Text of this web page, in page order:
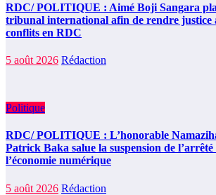
RDC/ POLITIQUE : Aimé Boji Sangara
tribunal international afin de rendre justice
conflits en RDC
5 août 2026 Rédaction
Politique
RDC/ POLITIQUE : L’honorable
Patrick Baka salue la suspension de
l’économie numérique
5 août 2026 Rédaction